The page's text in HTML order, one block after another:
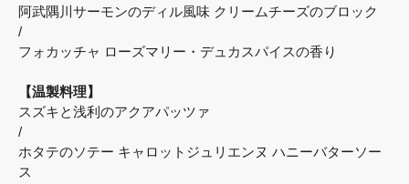
阿武隅川サーモンのディル風味 クリームチーズのブロック
/
フォカッチャ ローズマリー・デュカスパイスの香り
【温製料理】
スズキと浅利のアクアパッツァ
/
ホタテのソテー キャロットジュリエンヌ ハニーバターソー
ス